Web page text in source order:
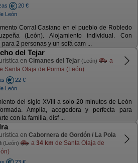
20 €
León
Corral Casiano en el pueblo de Robledo
(León). Alojamiento individual. Con
2 personas y un sofá cam ...
del Tejar
en Cimanes del Tejar (León)
a
Santa Olaja de Porma (León)
22 €
León
del siglo XVIII a solo 20 minutos de León
Amplia, acogedora y perfecta para
con la familia, disf ...
en Cabornera de Gordón / La Pola
(León) a 34 km de Santa Olaja de